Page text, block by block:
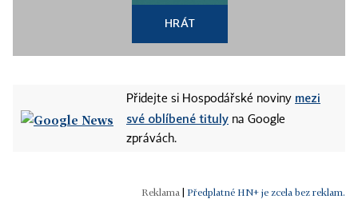
HRÁT
Přidejte si Hospodářské noviny mezi
své oblíbené tituly na Google
zprávách.
Předplatné HN+ je zcela bez reklam.